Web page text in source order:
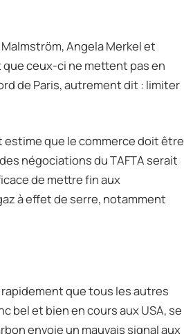
Angela Merkel et
ceux-ci ne mettent pas en
de Paris, autrement dit : limiter
que le commerce doit être
négociations du TAFTA serait
de mettre fin aux
à effet de serre, notamment
que tous les autres
bel et bien en cours aux USA, se
envoie un mauvais signal aux